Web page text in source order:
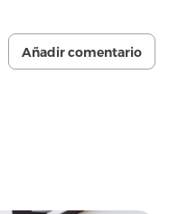
Añadir comentario